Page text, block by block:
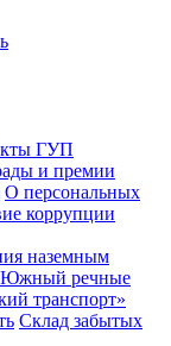
ГУП
и премии
О персональных
коррупции
наземным
речные
транспорт»
Склад забытых